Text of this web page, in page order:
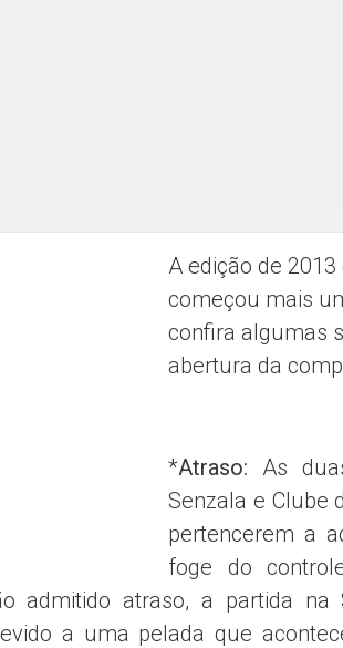
A edição de
começou mais
confira algumas
abertura da
*Atraso: As
Senzala e Clube
pertencerem a
foge do
admitido atraso, a partida
a uma pelada que